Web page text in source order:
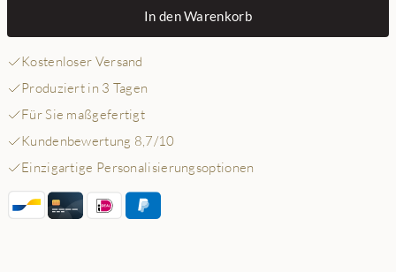
In den Warenkorb
Kostenloser Versand
Produziert in 3 Tagen
Für Sie maßgefertigt
Kundenbewertung 8,7/10
Einzigartige Personalisierungsoptionen